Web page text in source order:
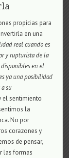
propicias para
en una
real cuando es
y rupturista de la
disponibles en el
ya una posibilidad
su
el sentimiento
la
No por
corazones y
de pensar,
las formas